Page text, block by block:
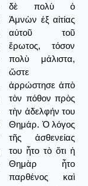
δὲ πολὺ ὁ
Ἀμνὼν ἐξ αἰτίας
αὐτοῦ τοῦ
ἔρωτος, τόσον
πολὺ μάλιστα,
ὥστε
ἀρρώστησε ἀπὸ
τὸν πόθον πρὸς
τὴν ἀδελφήν του
Θημάρ. Ὁ λόγος
τῆς ἀσθενείας
του ἦτο τὸ ὅτι ἡ
Θημὰρ ἦτο
παρθένος καὶ